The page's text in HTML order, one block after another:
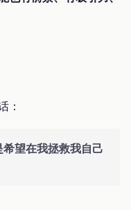
：
望在我拯救我自己